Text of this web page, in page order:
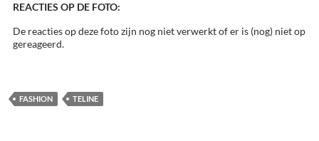
REACTIES OP DE FOTO:
De reacties op deze foto zijn nog niet verwerkt of er is (nog) niet op
gereageerd.
FASHION TELINE